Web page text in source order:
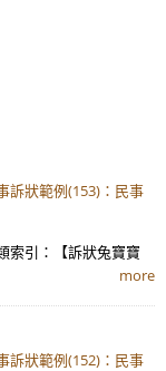
訴狀範例(153)：民事
引：【訴狀兔寶寶
more
訴狀範例(152)：民事